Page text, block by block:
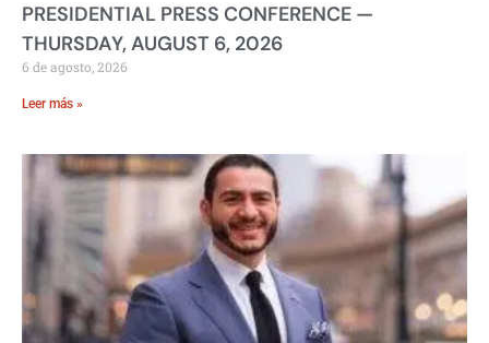
PRESIDENTIAL PRESS CONFERENCE —
THURSDAY, AUGUST 6, 2026
6 de agosto, 2026
Leer más »